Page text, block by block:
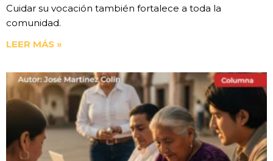
Cuidar su vocación también fortalece a toda la
comunidad.
LEER MÁS »